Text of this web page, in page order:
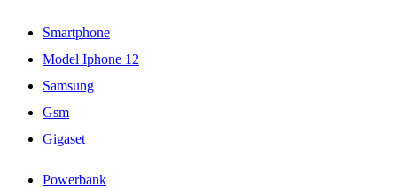
Smartphone
Model Iphone 12
Samsung
Gsm
Gigaset
Powerbank